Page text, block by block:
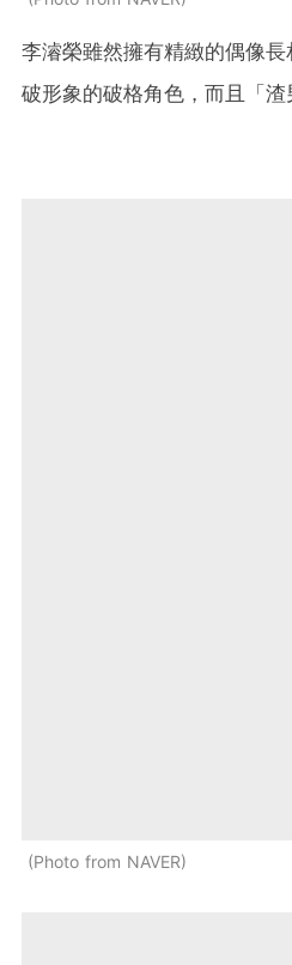
李濬榮雖然擁有精緻的偶像
破形象的破格角色，而且「
Photo from NAVER